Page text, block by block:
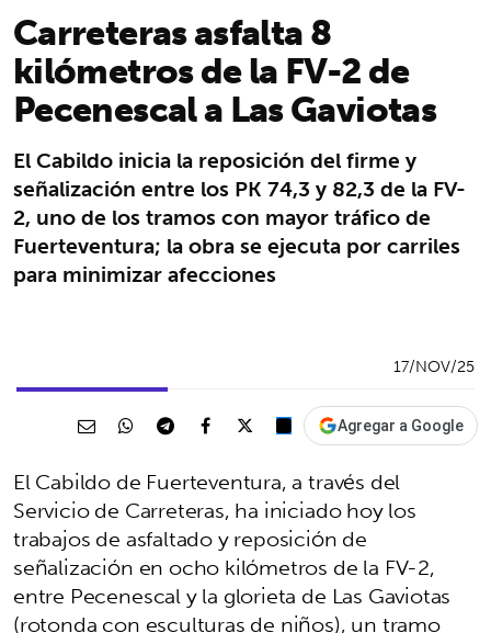
Carreteras asfalta 8
kilómetros de la FV-2 de
Pecenescal a Las Gaviotas
El Cabildo inicia la reposición del firme y
señalización entre los PK 74,3 y 82,3 de la FV-
2, uno de los tramos con mayor tráfico de
Fuerteventura; la obra se ejecuta por carriles
para minimizar afecciones
17/NOV/25
Agregar a Google
El Cabildo de Fuerteventura, a través del
Servicio de Carreteras, ha iniciado hoy los
trabajos de asfaltado y reposición de
señalización en ocho kilómetros de la FV-2,
entre Pecenescal y la glorieta de Las Gaviotas
(rotonda con esculturas de niños), un tramo